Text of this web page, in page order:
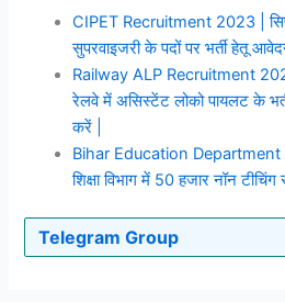
CIPET Recruitment 2023 |
सुपरवाइजरी के पदों पर भर्ती हेतू
Railway ALP Recruitment
रेलवे में असिस्टेंट लोको पायलट के
करें |
Bihar Education Department
शिक्षा विभाग में 50 हजार नॉन
Telegram Group